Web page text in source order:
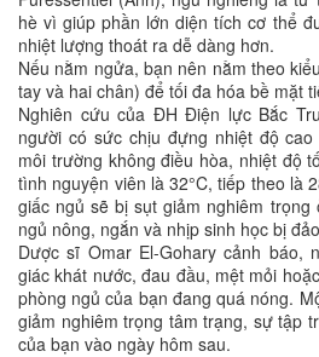
hè vì giúp phần lớn diện tích cơ thể
nhiệt lượng thoát ra dễ dàng hơn.
Nếu nằm ngửa, bạn nên nằm theo
tay và hai chân) để tối đa hóa bề mặt
Nghiên cứu của ĐH Điện lực Bắc
người có sức chịu đựng nhiệt độ
môi trường không điều hòa, nhiệt độ
tình nguyện viên là 32°C, tiếp theo là
giấc ngủ sẽ bị sụt giảm nghiêm trọng
ngủ nông, ngắn và nhịp sinh học bị
Dược sĩ Omar El-Gohary cảnh báo,
giác khát nước, đau đầu, mệt mỏi
phòng ngủ của bạn đang quá nóng.
giảm nghiêm trọng tâm trạng, sự tập
của bạn vào ngày hôm sau.